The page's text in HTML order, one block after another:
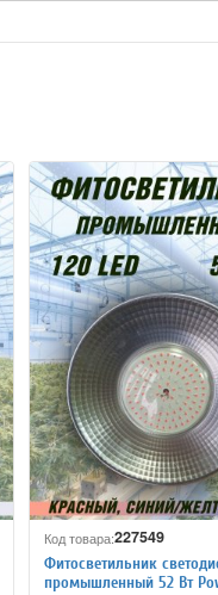
Код товара:227549
Фитосветильник
промышленный 52 Вт